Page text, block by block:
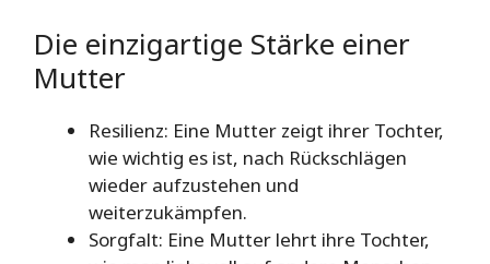
Die einzigartige Stärke einer
Mutter
Resilienz: Eine Mutter zeigt ihrer Tochter,
wie wichtig es ist, nach Rückschlägen
wieder aufzustehen und
weiterzukämpfen.
Sorgfalt: Eine Mutter lehrt ihre Tochter,